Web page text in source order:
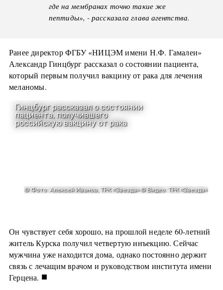
где на мембранах точно такие же
пептиды», - рассказала глава агентства.
Ранее директор ФГБУ «НИЦЭМ имени Н.Ф. Гамалеи»
Александр Гинцбург рассказал о состоянии пациента,
который первым получил вакцину от рака для лечения
меланомы.
Он чувствует себя хорошо, на прошлой неделе 60-летний
житель Курска получил четвертую инъекцию. Сейчас
мужчина уже находится дома, однако постоянно держит
связь с лечащим врачом и руководством института имени
Герцена. ■